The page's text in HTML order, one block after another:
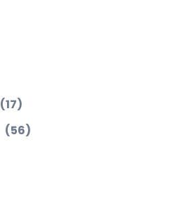
(17)
(56)